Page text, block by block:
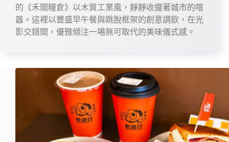
的《禾間糧倉》以木質工業風，靜靜收攏著城市的喧
囂。這裡以豐盛早午餐與跳脫框架的創意調飲，在光
影交錯間，優雅傾注一場無可取代的美味儀式感。